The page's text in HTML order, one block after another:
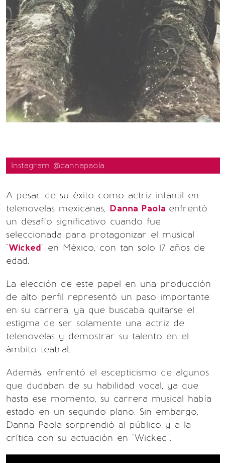
Instagram @dannapaola
A pesar de su éxito como actriz infantil en
telenovelas mexicanas, Danna Paola enfrentó
un desafío significativo cuando fue
seleccionada para protagonizar el musical
"Wicked" en México, con tan solo 17 años de
edad.
La elección de este papel en una producción
de alto perfil representó un paso importante
en su carrera, ya que buscaba quitarse el
estigma de ser solamente una actriz de
telenovelas y demostrar su talento en el
ámbito teatral.
Además, enfrentó el escepticismo de algunos
que dudaban de su habilidad vocal, ya que
hasta ese momento, su carrera musical había
estado en un segundo plano. Sin embargo,
Danna Paola sorprendió al público y a la
crítica con su actuación en "Wicked".